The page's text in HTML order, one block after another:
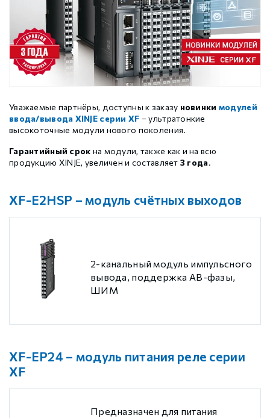
Уважаемые партнёры, доступны к заказу новинки модулей
ввода/вывода XINJE серии XF – ультратонкие
высокоточные модули нового поколения.
Гарантийный срок на модули, также как и на всю
продукцию XINJE, увеличен и составляет 3 года.
XF-E2HSP – модуль счётных выходов
2-канальный модуль импульсного
вывода, поддержка AB-фазы,
ШИМ
XF-EP24 – модуль питания реле серии
XF
Предназначен для питания
Xinje XD
Беспроводное оборудование WoMaster
SFP модули WoMaster
Xinje Аксессуары
Серводрайверы Xinje DL6 Высокоточные
Серводвигатели Xinje MS6
Шаговые драйверы Xinje DP3L (высоковольтные
импульсные с разомкнутым контуром)
Шаговые драйверы Xinje DP3S (Modbus RTU, с
замкнутым контуром)
разомкнутым контуром)
Шаговые двигатели MP3 с замкнутым контуром
управления